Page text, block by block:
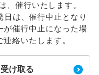
、催行いたします。
日は、催行中止となり
が催行中止になった場
絡いたします。
け取る